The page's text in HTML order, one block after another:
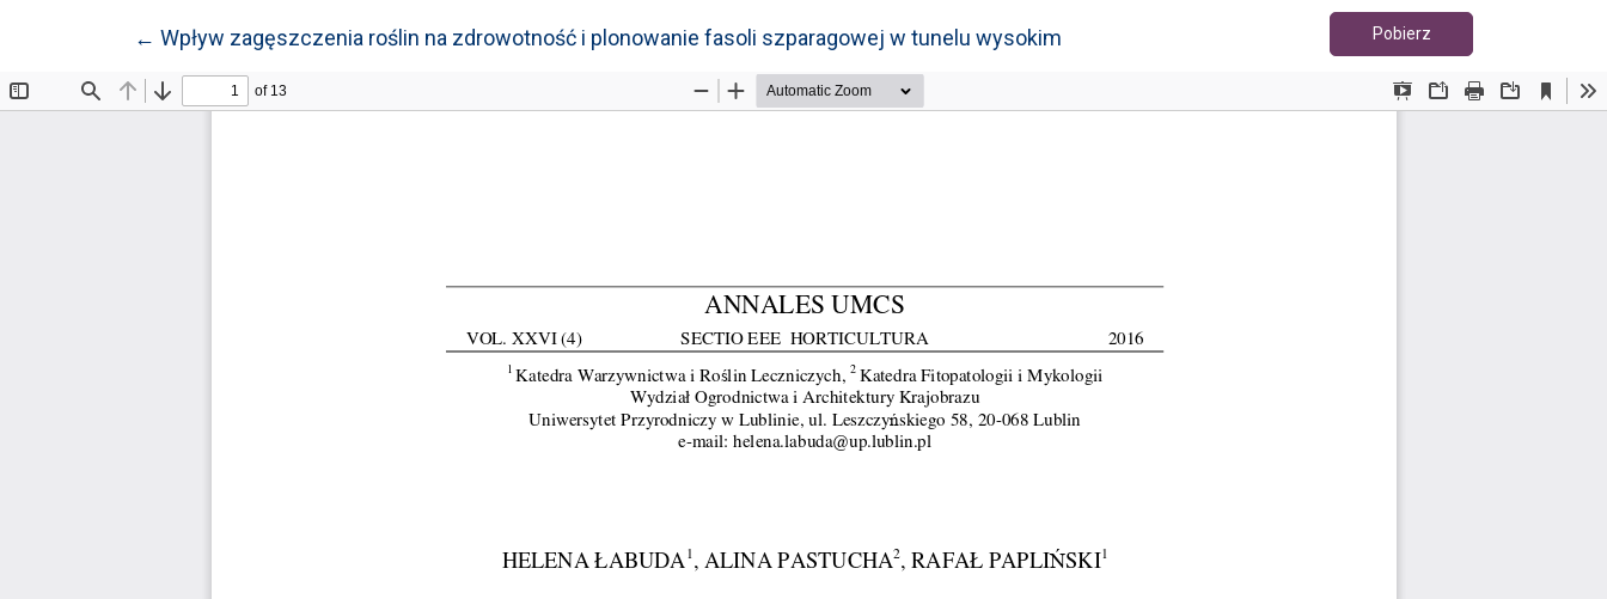
← Wróć do szczegółów artykułu
Wpływ zagęszczenia roślin na zdrowotność i plonowanie fasoli szparagowej w tunelu wysokim PobierzPobierz PDF